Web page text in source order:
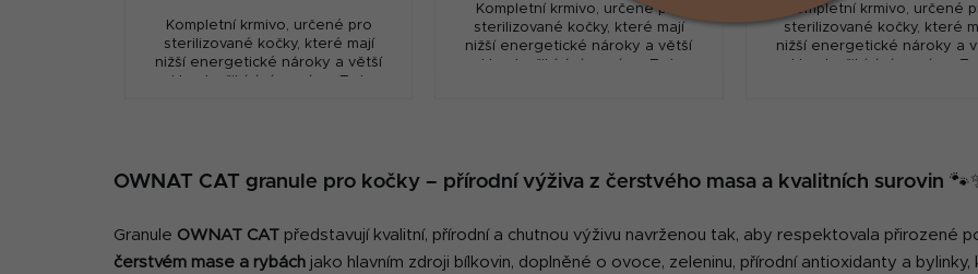
Kompletní krmivo, určené pro
sterilizované kočky, které mají
nižší energetické nároky a větší
sklon k přibírání na váze. Toto
Kompletní krmivo, určené pro
sterilizované kočky, které mají
nižší energetické nároky a větší
sklon k přibírání na váze. Toto
Kompletní krmivo, určené
sterilizované kočky, které
nižší energetické nároky a
sklon k přibírání na váze.
l
d
a
OWNAT CAT granule pro kočky – přírodní výživa z čerstvého masa a kvalitních surovin
Granule OWNAT CAT představují kvalitní, přírodní a chutnou výživu navrženou tak, aby respektovala přirozené
čerstvém mase a rybách jako hlavním zdroji bílkovin, doplněné o ovoce, zeleninu, přírodní antioxidanty a